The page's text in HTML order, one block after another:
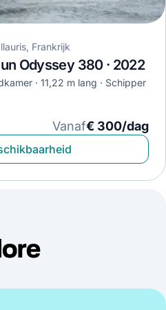
Frankrijk
Odyssey 380 · 2022
11,22 m lang
Schipper
Vanaf€ 300/dag